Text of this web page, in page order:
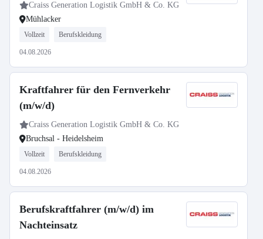
Craiss Generation Logistik GmbH & Co. KG
Mühlacker
Vollzeit Berufskleidung
04.08.2026
Kraftfahrer für den Fernverkehr
(m/w/d)
Craiss Generation Logistik GmbH & Co. KG
Bruchsal - Heidelsheim
Vollzeit Berufskleidung
04.08.2026
Berufskraftfahrer (m/w/d) im
Nachteinsatz